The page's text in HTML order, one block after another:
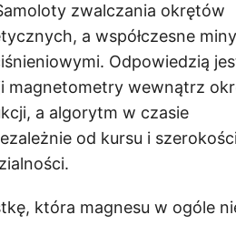
zwalczania okrętów
a współczesne
Odpowiedzią
magnetometry wewnątrz
a algorytm w czasie
od kursu i
która magnesu w ogóle